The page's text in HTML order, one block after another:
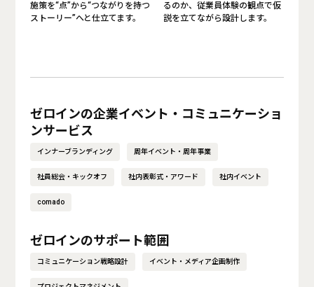
施策を“点”から“つながりを持つ
ストーリー”へと仕立てます。
るのか、従業員体験の観点で仮
説を立てながら設計します。
ゼロインの企業イベント・コミュニケーショ
ンサービス
インナーブランディング 周年イベント・周年事業
社員総会・キックオフ 社内表彰式・アワード 社内イベント
comado
ゼロインのサポート範囲
コミュニケーション戦略設計 イベント・メディア企画制作